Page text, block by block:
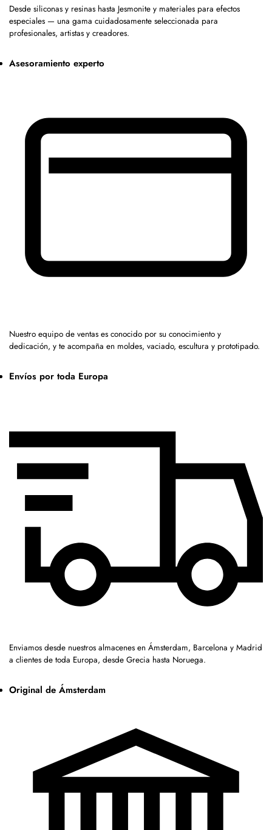
Desde siliconas y resinas hasta Jesmonite y materiales para efectos
especiales — una gama cuidadosamente seleccionada para
profesionales, artistas y creadores.
Asesoramiento experto
Nuestro equipo de ventas es conocido por su conocimiento y
dedicación, y te acompaña en moldes, vaciado, escultura y prototipado.
Envíos por toda Europa
Enviamos desde nuestros almacenes en Ámsterdam, Barcelona y Madrid
a clientes de toda Europa, desde Grecia hasta Noruega.
Original de Ámsterdam